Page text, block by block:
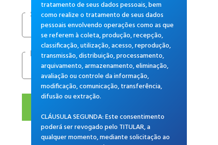
Segmento
Produto
tratamento de seus dados pessoais, bem
como realize o tratamento de seus dados
pessoais envolvendo operações como as que
se referem à coleta, produção, recepção,
classificação, utilização, acesso, reprodução,
transmissão, distribuição, processamento,
arquivamento, armazenamento, eliminação,
avaliação ou controle da informação,
modificação, comunicação, transferência,
difusão ou extração.
CLÁUSULA SEGUNDA: Este consentimento
poderá ser revogado pelo TITULAR, a
qualquer momento, mediante solicitação ao